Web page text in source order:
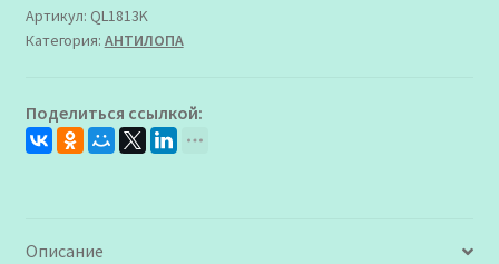
пляжные
Антилопа
розовый
Артикул: QL1813K
Категория: АHТИЛОПА
Поделиться ссылкой:
Описание